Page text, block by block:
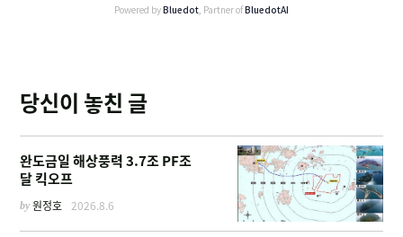
Powered byBluedot, Partner ofBluedotAI
당신이 놓친 글
완도금일 해상풍력 3.7조 PF조
달 킥오프
by원정호 2026.8.6